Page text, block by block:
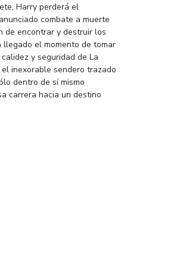
Harry perderá el
combate a muerte
de encontrar y destruir los
el momento de tomar
y seguridad de La
inexorable sendero trazado
dentro de sí mismo
carrera hacia un destino